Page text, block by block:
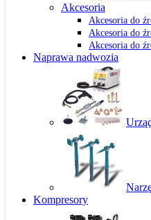
Akcesoria
Akcesoria do
Akcesoria do
Akcesoria do
Naprawa nadwozia
Kompresory